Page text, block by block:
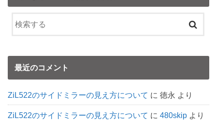
最近のコメント
ZiL522のサイドミラーの見え方について に徳永 より
ZiL522のサイドミラーの見え方について に480skip より